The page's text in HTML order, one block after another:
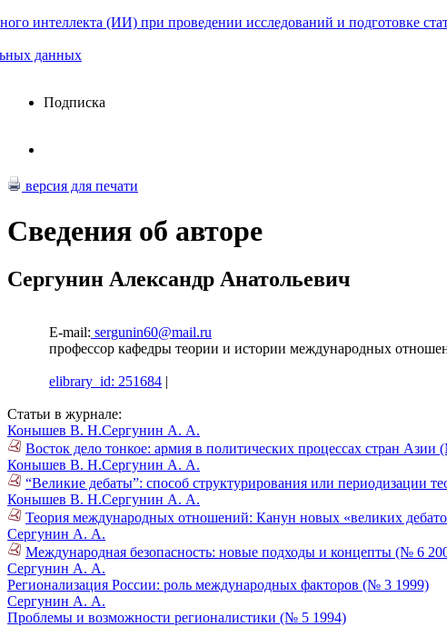
интеллекта (ИИ) при проведении исследований и подготовке
данных
Подписка
версия для печати
Сведения об авторе
Сергунин Александр Анатольевич
E-mail: sergunin60@mail.ru
профессор кафедры теории и истории международных
elibrary_id: 251684 |
Статьи в журнале:
Конышев В. Н.Сергунин А. А.
Восток дело тонкое: армия в политических процессах стран Азии
Конышев В. Н.Сергунин А. А.
“Великие дебаты”: способ структурирования или периодизации
Конышев В. Н.Сергунин А. А.
Теория международных отношений: Канун новых «великих
Сергунин А. А.
Международная безопасность: новые подходы и концепты (№ 6
Сергунин А. А.
Регионализация России: роль международных факторов (№ 3 1999)
Сергунин А. А.
Проблемы и возможности регионалистики (№ 5 1994)